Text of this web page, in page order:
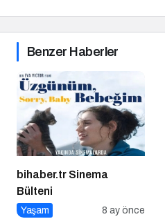
Benzer Haberler
bihaber.tr Sinema
Bülteni
Yaşam 8 ay önce